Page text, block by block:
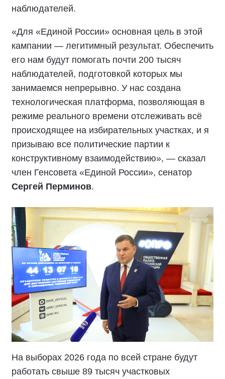
наблюдателей.
«Для «Единой России» основная цель в этой
кампании — легитимный результат. Обеспечить
его нам будут помогать почти 200 тысяч
наблюдателей, подготовкой которых мы
занимаемся непрерывно. У нас создана
технологическая платформа, позволяющая в
режиме реального времени отслеживать всё
происходящее на избирательных участках, и я
призываю все политические партии к
конструктивному взаимодействию», — сказал
член Генсовета «Единой России», сенатор
Сергей Перминов.
На выборах 2026 года по всей стране будут
работать свыше 89 тысяч участковых